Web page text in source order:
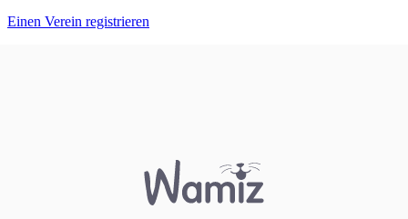
Einen Verein registrieren